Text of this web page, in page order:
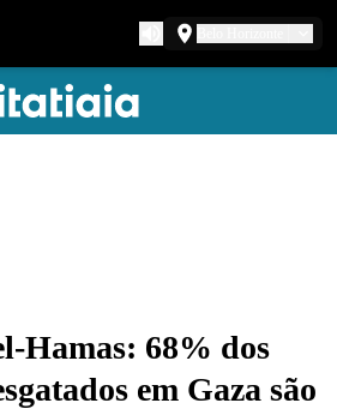
Hamas: 68% dos
em Gaza são